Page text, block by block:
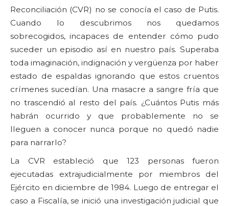
Reconciliación (CVR) no se conocía el caso de Putis.
Cuando lo descubrimos nos quedamos
sobrecogidos, incapaces de entender cómo pudo
suceder un episodio así en nuestro país. Superaba
toda imaginación, indignación y vergüenza por haber
estado de espaldas ignorando que estos cruentos
crímenes sucedían. Una masacre a sangre fría que
no trascendió al resto del país. ¿Cuántos Putis más
habrán ocurrido y que probablemente no se
lleguen a conocer nunca porque no quedó nadie
para narrarlo?
La CVR estableció que 123 personas fueron
ejecutadas extrajudicialmente por miembros del
Ejército en diciembre de 1984. Luego de entregar el
caso a Fiscalía, se inició una investigación judicial que